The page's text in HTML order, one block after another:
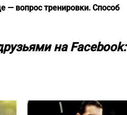
— вопрос тренировки. Способ
на Facebook: